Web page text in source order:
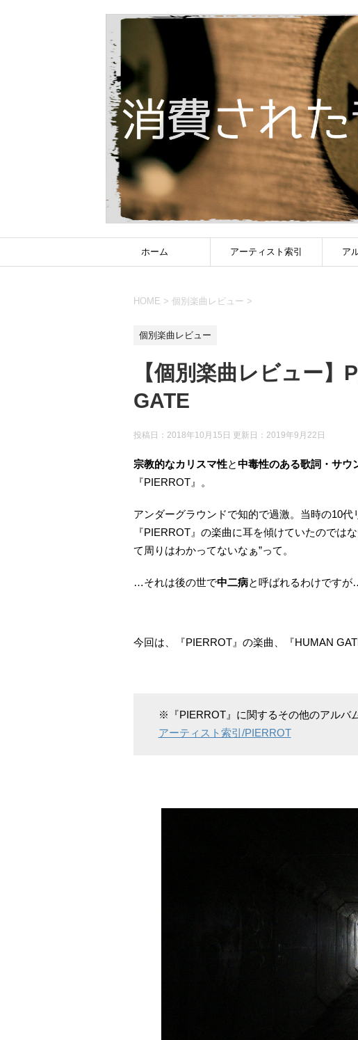
ホーム アーティスト索引 ア
HOME > 個別楽曲レビュー >
個別楽曲レビュー
【個別楽曲レビュー】
GATE
投稿日：2018年10月15日 更新日： 2019年9月22日
宗教的なカリスマ性と中毒性のある歌詞・サウ
『PIERROT』。
アンダーグラウンドで知的で過激。当時の10
『PIERROT』の楽曲に耳を傾けていたのでは
て周りはわかってないなぁ”って。
…それは後の世で中二病と呼ばれるわけですが
今回は、『PIERROT』の楽曲、『HUMAN
※『PIERROT』に関するその他のアルバ
アーティスト索引/PIERROT